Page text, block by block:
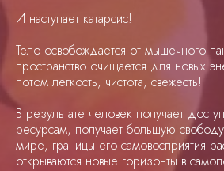
И наступает катарсис!
Тело освобождается от мышечного
пространство очищается для новых
потом лёгкость, чистота, свежесть!
В результате человек получает
ресурсам, получает большую
мире, границы его самовосприятия
открываются новые горизонты в